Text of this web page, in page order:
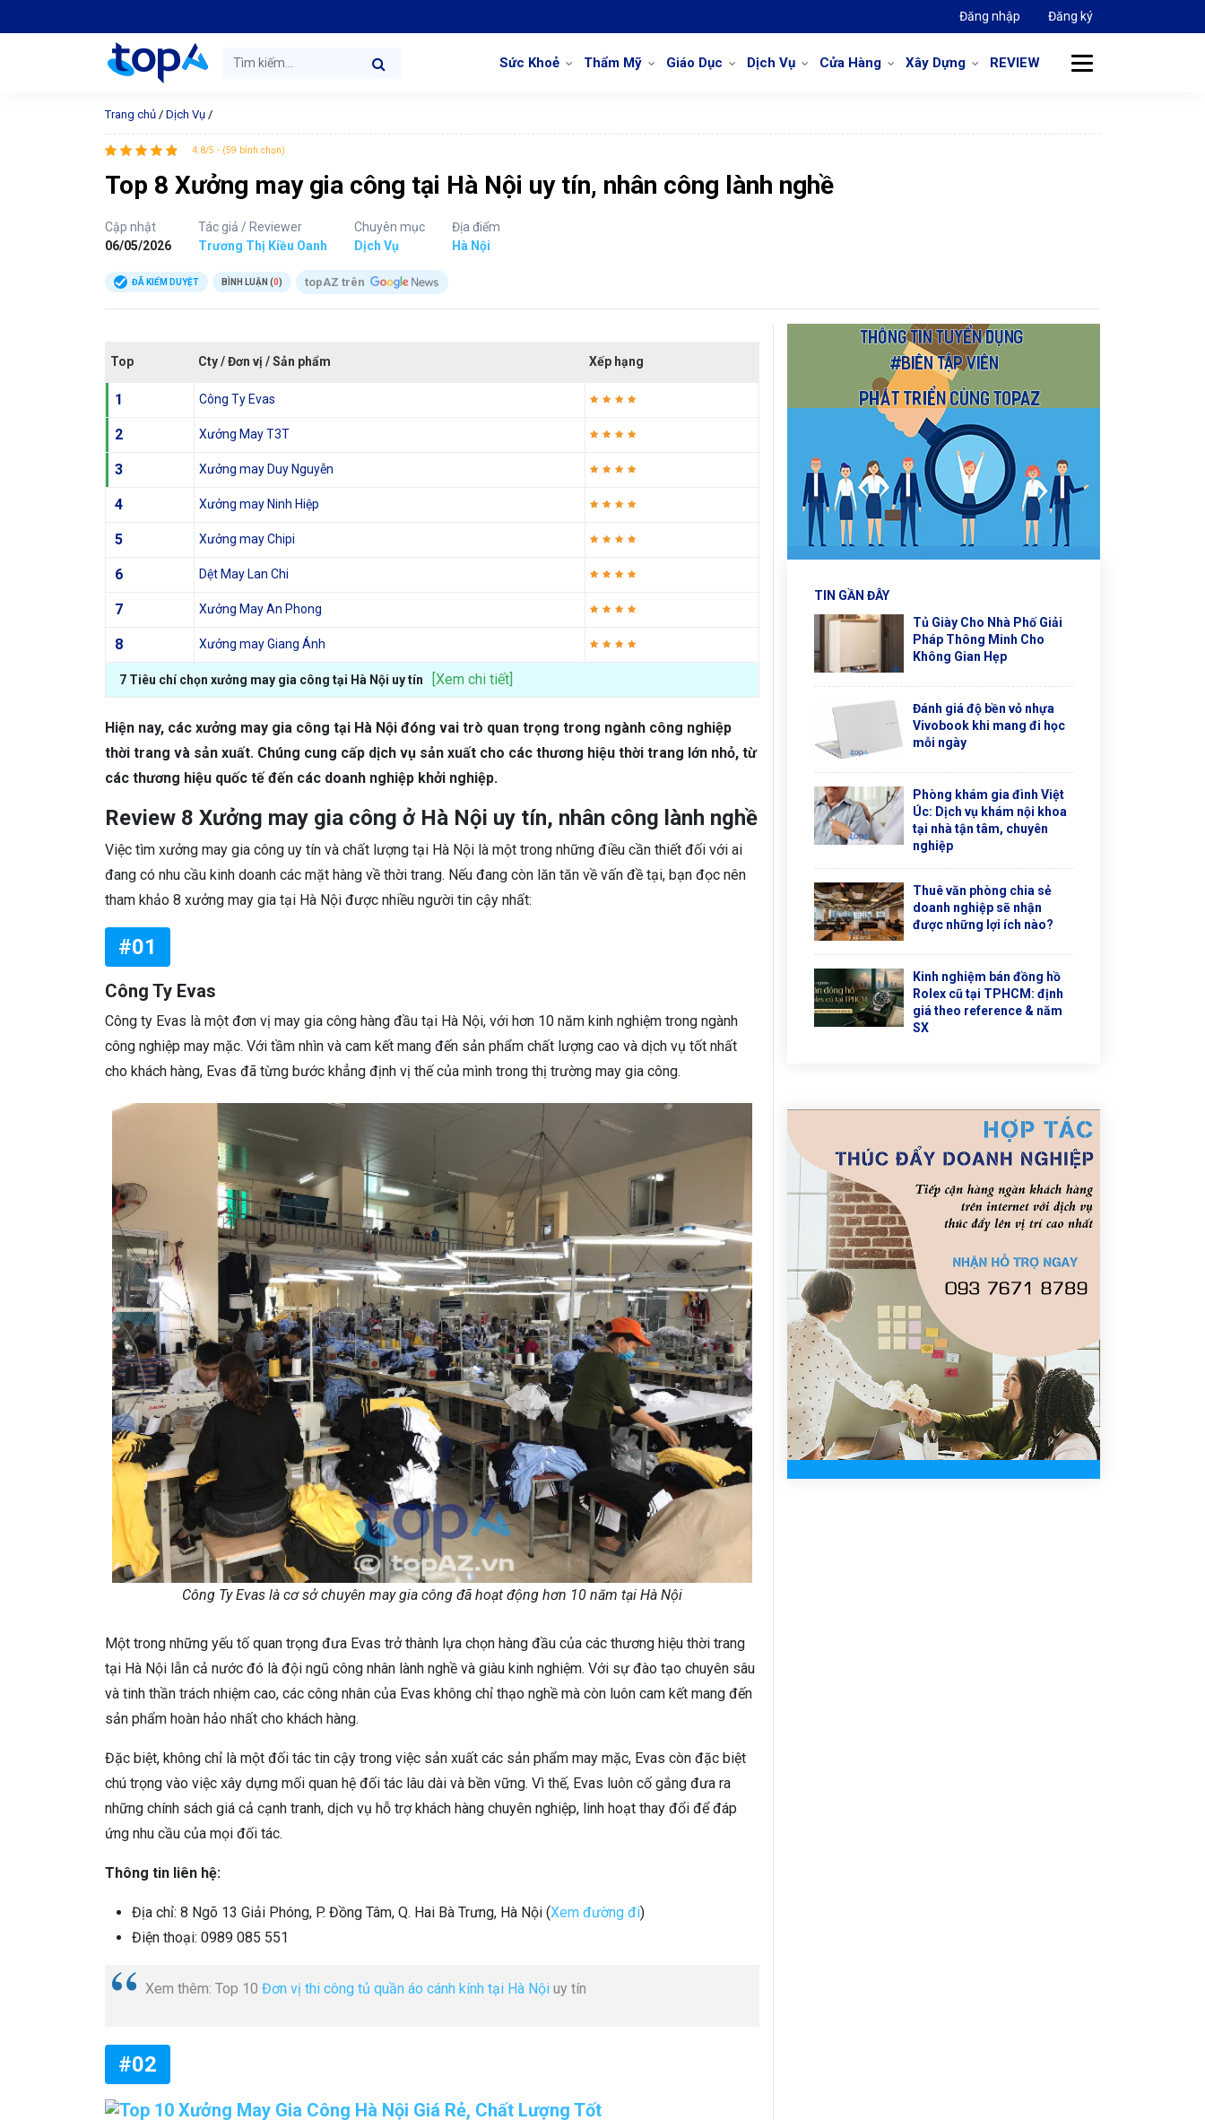
Đăng nhập Đăng ký
Sức Khoẻ Thẩm Mỹ Giáo Dục Dịch Vụ Cửa Hàng Xây Dựng REVIEW
Trang chủ / Dịch Vụ /
4.8/5 - (59 bình chọn)
Top 8 Xưởng may gia công tại Hà Nội uy tín, nhân công lành nghề
Cập nhật
06/05/2026
Tác giả / Reviewer
Trương Thị Kiều Oanh
Chuyên mục
Dịch Vụ
Địa điểm
Hà Nội
ĐÃ KIỂM DUYỆT BÌNH LUẬN (0) topAZ trên
Top Cty / Đơn vị / Sản phẩm Xếp hạng
1 Công Ty Evas
2 Xưởng May T3T
3 Xưởng may Duy Nguyễn
4 Xưởng may Ninh Hiệp
5 Xưởng may Chipi
6 Dệt May Lan Chi
7 Xưởng May An Phong
8 Xưởng may Giang Ánh
7 Tiêu chí chọn xưởng may gia công tại Hà Nội uy tín [Xem chi tiết]
Hiện nay, các xưởng may gia công tại Hà Nội đóng vai trò quan trọng trong ngành công nghiệp
thời trang và sản xuất. Chúng cung cấp dịch vụ sản xuất cho các thương hiệu thời trang lớn nhỏ, từ
các thương hiệu quốc tế đến các doanh nghiệp khởi nghiệp.
Review 8 Xưởng may gia công ở Hà Nội uy tín, nhân công lành nghề
Việc tìm xưởng may gia công uy tín và chất lượng tại Hà Nội là một trong những điều cần thiết đối với ai
đang có nhu cầu kinh doanh các mặt hàng về thời trang. Nếu đang còn lăn tăn về vấn đề tại, bạn đọc nên
tham khảo 8 xưởng may gia tại Hà Nội được nhiều người tin cậy nhất:
#01
Công Ty Evas
Công ty Evas là một đơn vị may gia công hàng đầu tại Hà Nội, với hơn 10 năm kinh nghiệm trong ngành
công nghiệp may mặc. Với tầm nhìn và cam kết mang đến sản phẩm chất lượng cao và dịch vụ tốt nhất
cho khách hàng, Evas đã từng bước khẳng định vị thế của mình trong thị trường may gia công.
Công Ty Evas là cơ sở chuyên may gia công đã hoạt động hơn 10 năm tại Hà Nội
Một trong những yếu tố quan trọng đưa Evas trở thành lựa chọn hàng đầu của các thương hiệu thời trang
tại Hà Nội lẫn cả nước đó là đội ngũ công nhân lành nghề và giàu kinh nghiệm. Với sự đào tạo chuyên sâu
và tinh thần trách nhiệm cao, các công nhân của Evas không chỉ thạo nghề mà còn luôn cam kết mang đến
sản phẩm hoàn hảo nhất cho khách hàng.
Đặc biệt, không chỉ là một đối tác tin cậy trong việc sản xuất các sản phẩm may mặc, Evas còn đặc biệt
chú trọng vào việc xây dựng mối quan hệ đối tác lâu dài và bền vững. Vì thế, Evas luôn cố gắng đưa ra
những chính sách giá cả cạnh tranh, dịch vụ hỗ trợ khách hàng chuyên nghiệp, linh hoạt thay đổi để đáp
ứng nhu cầu của mọi đối tác.
Thông tin liên hệ:
Địa chỉ: 8 Ngõ 13 Giải Phóng, P. Đồng Tâm, Q. Hai Bà Trưng, Hà Nội (Xem đường đi)
Điện thoại: 0989 085 551
Xem thêm: Top 10 Đơn vị thi công tủ quần áo cánh kính tại Hà Nội uy tín
#02
TIN GẦN ĐÂY
Tủ Giày Cho Nhà Phố Giải
Pháp Thông Minh Cho
Không Gian Hẹp
Đánh giá độ bền vỏ nhựa
Vivobook khi mang đi học
mỗi ngày
Phòng khám gia đình Việt
Úc: Dịch vụ khám nội khoa
tại nhà tận tâm, chuyên
nghiệp
Thuê văn phòng chia sẻ
doanh nghiệp sẽ nhận
được những lợi ích nào?
Kinh nghiệm bán đồng hồ
Rolex cũ tại TPHCM: định
giá theo reference & năm
SX